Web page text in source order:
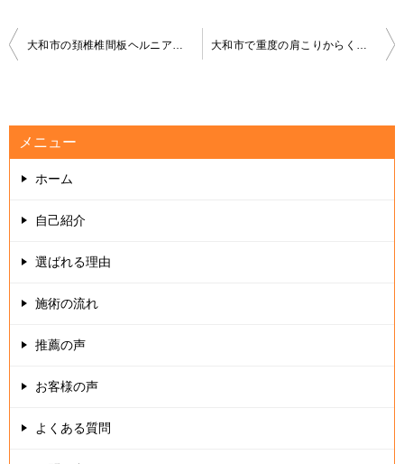
投
ビ
ゲ
ー
シ
大和市の頚椎椎間板ヘルニアの施術ならいえうじ総合治療院 大和市で重度の肩こりからくる頭痛の治療は【いえうじ総合治療院】
メニュー
ホーム
自己紹介
選ばれる理由
施術の流れ
推薦の声
お客様の声
よくある質問